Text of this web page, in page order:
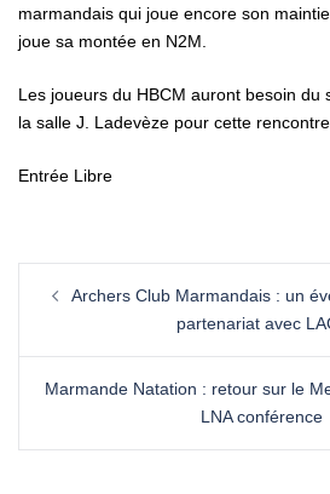
marmandais qui joue encore son
joue sa montée en N2M.
Les joueurs du HBCM auront besoin du
la salle J. Ladevèze pour cette
Entrée Libre
Archers Club Marmandais : un
partenariat avec
Marmande Natation : retour sur le
LNA conférence